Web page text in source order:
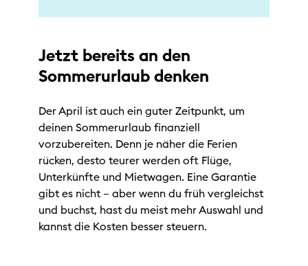
Jetzt bereits an den
Sommerurlaub denken
Der April ist auch ein guter Zeitpunkt, um
deinen Sommerurlaub finanziell
vorzubereiten. Denn je näher die Ferien
rücken, desto teurer werden oft Flüge,
Unterkünfte und Mietwagen. Eine Garantie
gibt es nicht – aber wenn du früh vergleichst
und buchst, hast du meist mehr Auswahl und
kannst die Kosten besser steuern.